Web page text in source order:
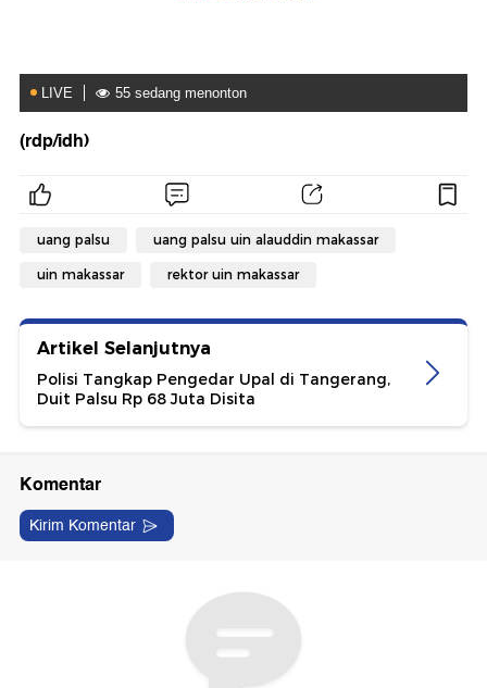
(rdp/idh)
uang palsu uang palsu uin alauddin makassar
uin makassar rektor uin makassar
Artikel Selanjutnya
Polisi Tangkap Pengedar Upal di Tangerang,
Duit Palsu Rp 68 Juta Disita